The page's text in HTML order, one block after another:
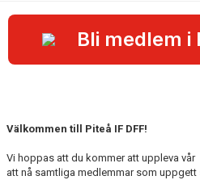
KONTAKT
BILJETTER OCH SÄSONGSKORT
Bli medlem i
Välkommen till Piteå IF DFF!
Vi hoppas att du kommer att uppleva
att nå samtliga medlemmar som